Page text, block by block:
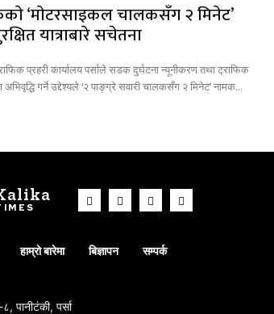
‘माेटरसाइकल चालकसँग २ मिनेट’
यात्राबारे सचेतना
प्रहरी कार्यालय पर्साले सडक दुर्घटना न्यूनीकरण तथा ट्राफिक
गर्ने उद्देश्यले ‘२ पाङ्ग्रे सवारी चालकसँग २ मिनेट’ नामक...
हाम्रो बारेमा बिज्ञापन सम्पर्क
पानीटंकी, पर्सा